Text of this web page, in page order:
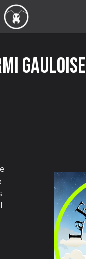
Gauloise